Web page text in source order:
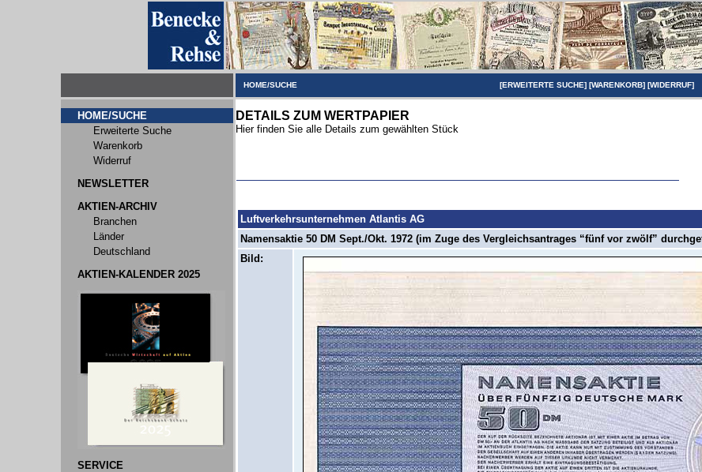
HOME/SUCHE [ERWEITERTE SUCHE] [WARENKORB] [WIDERRUF]
HOME/SUCHE
Erweiterte Suche
Warenkorb
Widerruf
NEWSLETTER
AKTIEN-ARCHIV
Branchen
Länder
Deutschland
AKTIEN-KALENDER 2025
SERVICE
DETAILS ZUM WERTPAPIER
Hier finden Sie alle Details zum gewählten Stück
Luftverkehrsunternehmen Atlantis AG
Namensaktie 50 DM Sept./Okt. 1972 (im Zuge des Vergleichsantrages “fünf vor zwölf”
Bild: